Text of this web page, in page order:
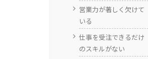
営業力が著しく欠けて
いる
仕事を受注できるだけ
のスキルがない